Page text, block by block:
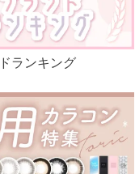
ランキング